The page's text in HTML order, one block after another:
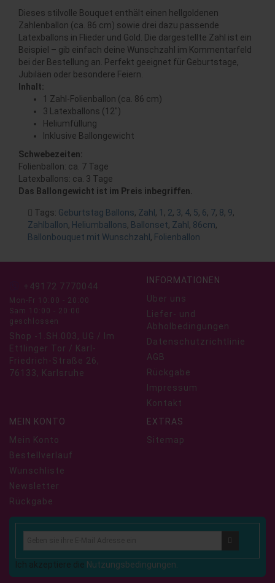
Dieses stilvolle Bouquet enthält einen hellgoldenen
Zahlenballon (ca. 86 cm) sowie drei dazu passende
Latexballons in Flieder und Gold. Die dargestellte Zahl ist ein
Beispiel – gib einfach deine Wunschzahl im Kommentarfeld
bei der Bestellung an. Perfekt geeignet für Geburtstage,
Jubiläen oder besondere Feiern.
Inhalt:
1 Zahl-Folienballon (ca. 86 cm)
3 Latexballons (12")
Heliumfüllung
Inklusive Ballongewicht
Schwebezeiten:
Folienballon: ca. 7 Tage
Latexballons: ca. 3 Tage
Das Ballongewicht ist im Preis inbegriffen.
Tags: Geburtstag Ballons, Zahl , 1 , 2, 3, 4, 5, 6, 7, 8, 9,
Zahlballon, Heliumballons, Ballonset, Zahl , 86cm,
Ballonbouquet mit Wunschzahl , Folienballon
+49172 7770044
Mon-Fr 10:00 - 20:00
Sam 10:00 - 20:00
geschlossen
Shop -1.SH.003, UG / Im
Ettlinger Tor / Karl-
Friedrich-Straße 26,
76133, Karlsruhe
INFORMATIONEN
Über uns
Liefer- und
Abholbedingungen
Datenschutzrichtlinie
AGB
Rückgabe
Impressum
Kontakt
MEIN KONTO
Mein Konto
Bestellverlauf
Wunschliste
Newsletter
Rückgabe
EXTRAS
Sitemap
Ich akzeptiere die Nutzungsbedingungen.